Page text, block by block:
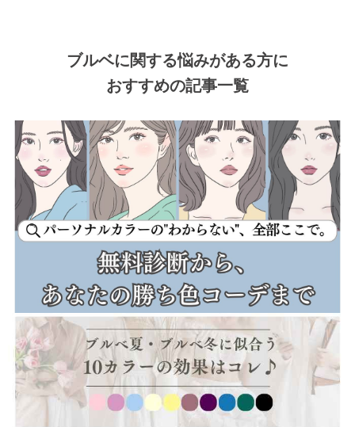
ブルベに関する悩みがある方に
おすすめの記事一覧